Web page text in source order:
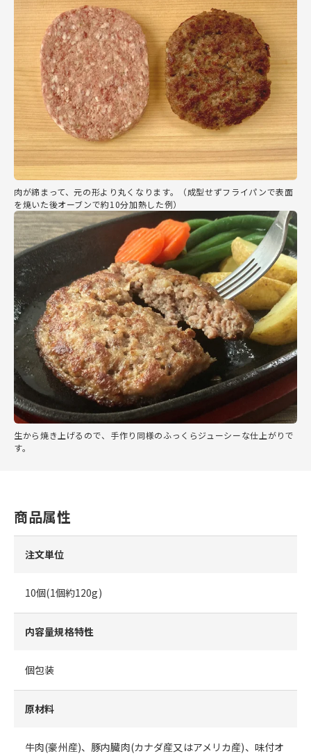
肉が締まって、元の形より丸くなります。（成型せずフライパンで表面
を焼いた後オーブンで約10分加熱した例）
生から焼き上げるので、手作り同様のふっくらジューシーな仕上がりで
す。
商品属性
注文単位
10個(1個約120g)
内容量規格特性
個包装
原材料
牛肉(豪州産)、豚内臓肉(カナダ産又はアメリカ産)、味付オ